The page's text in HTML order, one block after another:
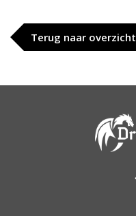
Terug naar overzicht